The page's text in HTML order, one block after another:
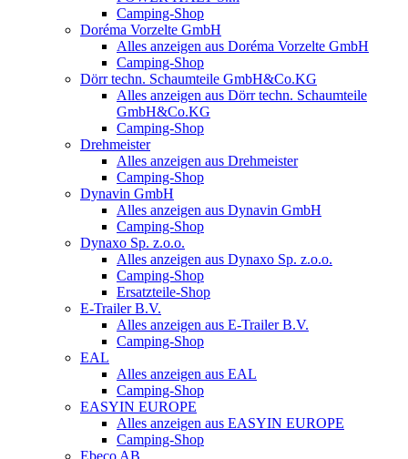
Camping-Shop
Doréma Vorzelte GmbH
Alles anzeigen aus Doréma Vorzelte GmbH
Camping-Shop
Dörr techn. Schaumteile GmbH&Co.KG
Alles anzeigen aus Dörr techn. Schaumteile
GmbH&Co.KG
Camping-Shop
Drehmeister
Alles anzeigen aus Drehmeister
Camping-Shop
Dynavin GmbH
Alles anzeigen aus Dynavin GmbH
Camping-Shop
Dynaxo Sp. z.o.o.
Alles anzeigen aus Dynaxo Sp. z.o.o.
Camping-Shop
Ersatzteile-Shop
E-Trailer B.V.
Alles anzeigen aus E-Trailer B.V.
Camping-Shop
EAL
Alles anzeigen aus EAL
Camping-Shop
EASYIN EUROPE
Alles anzeigen aus EASYIN EUROPE
Camping-Shop
Ebeco AB